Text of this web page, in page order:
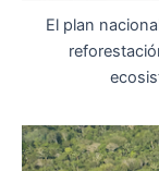
El plan